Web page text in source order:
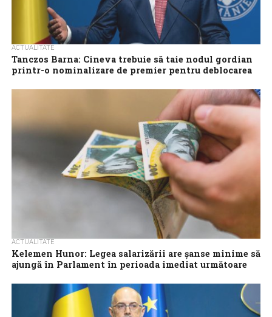
ACTUALITATE
Tanczos Barna: Cineva trebuie să taie nodul gordian
printr-o nominalizare de premier pentru deblocarea
Cineva trebuie să taie nodul gordian printr-o nominalizare de
premier pentru a debloca această situație și exclud ca această
ACTUALITATE
Kelemen Hunor: Legea salarizării are șanse minime să
ajungă în Parlament în perioada imediat următoare
legi a salarizării unitare nu are șanse să fie adoptat în această
săptămână și...